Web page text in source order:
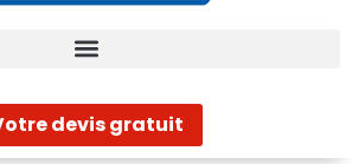
devis gratuit